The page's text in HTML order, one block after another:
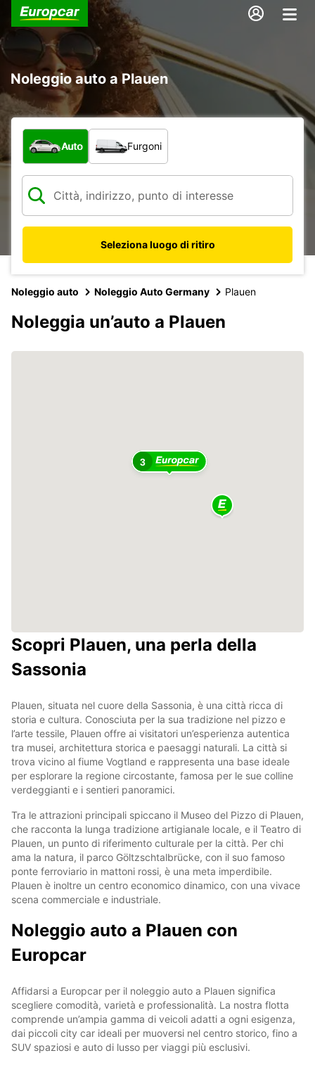
Noleggio auto a Plauen
Scegli la tipologia di veicolo:
Auto Furgoni
Seleziona luogo di ritiro
Noleggio auto Noleggio Auto Germany Plauen
Noleggia un’auto a Plauen
3
2
Scopri Plauen, una perla della
Sassonia
Plauen, situata nel cuore della Sassonia, è una città ricca di
storia e cultura. Conosciuta per la sua tradizione nel pizzo e
l’arte tessile, Plauen offre ai visitatori un’esperienza autentica
tra musei, architettura storica e paesaggi naturali. La città si
trova vicino al fiume Vogtland e rappresenta una base ideale
per esplorare la regione circostante, famosa per le sue colline
verdeggianti e i sentieri panoramici.
Tra le attrazioni principali spiccano il Museo del Pizzo di Plauen,
che racconta la lunga tradizione artigianale locale, e il Teatro di
Plauen, un punto di riferimento culturale per la città. Per chi
ama la natura, il parco Göltzschtalbrücke, con il suo famoso
ponte ferroviario in mattoni rossi, è una meta imperdibile.
Plauen è inoltre un centro economico dinamico, con una vivace
scena commerciale e industriale.
Noleggio auto a Plauen con
Europcar
Affidarsi a Europcar per il noleggio auto a Plauen significa
scegliere comodità, varietà e professionalità. La nostra flotta
comprende un’ampia gamma di veicoli adatti a ogni esigenza,
dai piccoli city car ideali per muoversi nel centro storico, fino a
SUV spaziosi e auto di lusso per viaggi più esclusivi.